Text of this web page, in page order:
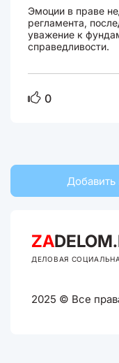
Эмоции в праве
регламента,
уважение к
справедливости.
0
ZA
ДЕЛОВАЯ
2025 © Все